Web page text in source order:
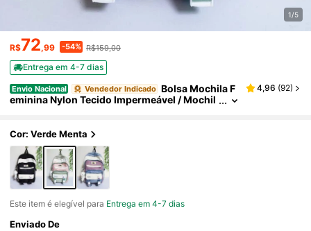
1/5
R$72,99 -54% R$159,00
Entrega em 4-7 dias
Envio Nacional Vendedor Indicado Bolsa Mochila F
eminina Nylon Tecido Impermeável / Mochil
4,96 (92)
Cor: Verde Menta
Este item é elegível para Entrega em 4-7 dias
Enviado De